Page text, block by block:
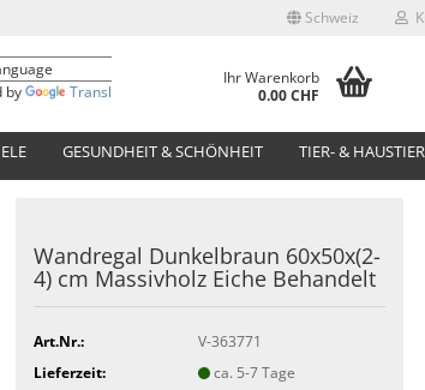
Schweiz
by
Translate
Ihr Warenkorb
0.00 CHF
GESUNDHEIT & SCHÖNHEIT TIER- &
Wandregal Dunkelbraun 60x50x(2-
4) cm Massivholz Eiche Behandelt
Art.Nr.:
V-363771
Lieferzeit:
ca. 5-7 Tage